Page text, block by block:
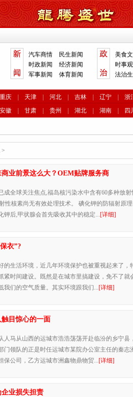
汽车商情
民生新闻
时政新闻
经济新闻
军事新闻
体育新闻
美食
时事
法治
重庆 天津 河北 吉林 辽宁
浙
安徽 甘肃 贵州 湖北 湖南 四
>
业前景这么大？OEM贴牌服务商
成全球关注焦点,福岛核污染水中含有60多种放
性核素尚无有效处理技术。 碘化钾的防辐射原
钾后,甲状腺会首先吸收其中的稳定...[详细]
衣”?
的生活环境，近几年环境保护也被重视起来了
紧时间建设。既然是在城市里搞建设，免不了就
我们的空气质量。其实环境跟我们...[详细]
目惊心的一面
人马从山西的运城市浩浩荡荡开赴临汾的乡宁县
门领队的正是时任运城市某院办公室主任的秦志
保公司，乙方运城市洲鑫物鼎物贸...[详细]
业损失担责